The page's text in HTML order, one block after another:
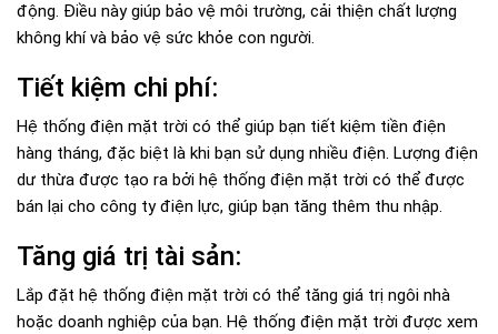
động. Điều này giúp bảo vệ môi trường, cải thiện chất lượng
không khí và bảo vệ sức khỏe con người.
Tiết kiệm chi phí:
Hệ thống điện mặt trời có thể giúp bạn tiết kiệm tiền điện
hàng tháng, đặc biệt là khi bạn sử dụng nhiều điện. Lượng điện
dư thừa được tạo ra bởi hệ thống điện mặt trời có thể được
bán lại cho công ty điện lực, giúp bạn tăng thêm thu nhập.
Tăng giá trị tài sản:
Lắp đặt hệ thống điện mặt trời có thể tăng giá trị ngôi nhà
hoặc doanh nghiệp của bạn. Hệ thống điện mặt trời được xem